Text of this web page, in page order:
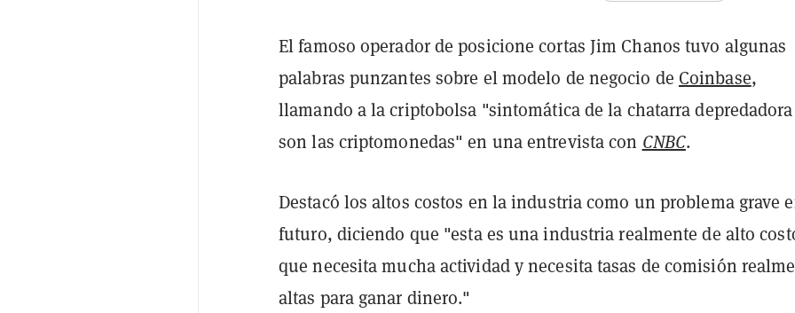
El famoso operador de posicione cortas Jim Chanos tuvo algunas
palabras punzantes sobre el modelo de negocio de Coinbase,
llamando a la criptobolsa "sintomática de la chatarra
son las criptomonedas" en una entrevista con CNBC.
Destacó los altos costos en la industria como un problema grave
futuro, diciendo que "esta es una industria realmente de alto
que necesita mucha actividad y necesita tasas de comisión
altas para ganar dinero."